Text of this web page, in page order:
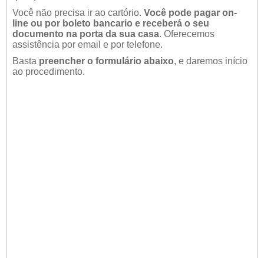
Você não precisa ir ao cartório. Você pode pagar on-
line ou por boleto bancario e receberá o seu
documento na porta da sua casa. Oferecemos
assistência por email e por telefone.
Basta preencher o formulário abaixo, e daremos início
ao procedimento.